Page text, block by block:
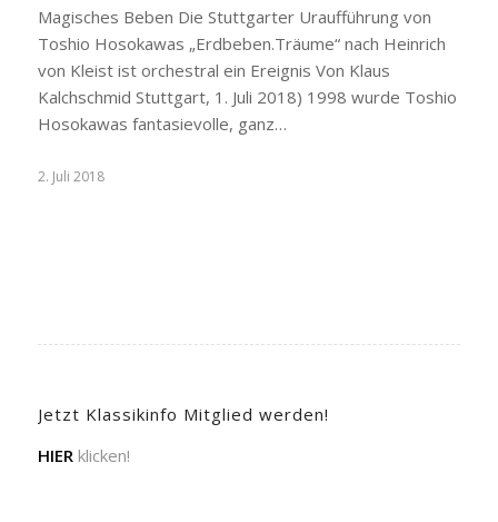
Magisches Beben Die Stuttgarter Uraufführung von
Toshio Hosokawas „Erdbeben.Träume“ nach Heinrich
von Kleist ist orchestral ein Ereignis Von Klaus
Kalchschmid Stuttgart, 1. Juli 2018) 1998 wurde Toshio
Hosokawas fantasievolle, ganz…
2. Juli 2018
Jetzt Klassikinfo Mitglied werden!
HIER klicken!